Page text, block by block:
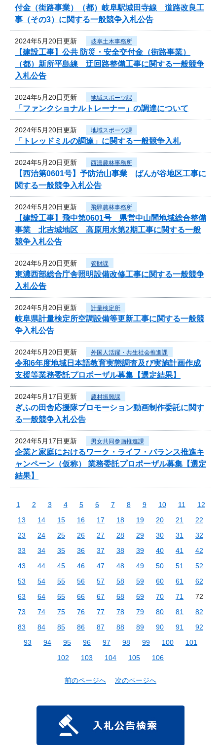
付金（街路事業）（都）岐阜駅城田寺線 道路改良工
事（その3）に関する一般競争入札公告
2024年5月20日更新 岐阜土木事務所
【建設工事】公共 防災・安全交付金（街路事業）
（都）新所平島線 迂回路整備工事に関する一般競争
入札公告
2024年5月20日更新 地域スポーツ課
「ファンクショナルトレーナー」の調達について
2024年5月20日更新 地域スポーツ課
「トレッドミルの調達」に関する一般競争入札
2024年5月20日更新 西濃農林事務所
【西治第0601号】予防治山事業 ばんが谷地区工事に
関する一般競争入札公告
2024年5月20日更新 飛騨農林事務所
【建設工事】飛中第0601号 県営中山間地域総合整備
事業 北吉城地区 高原用水第2期工事に関する一般
競争入札公告
2024年5月20日更新 管財課
東濃西部総合庁舎照明設備改修工事に関する一般競争
入札公告
2024年5月20日更新 計量検定所
岐阜県計量検定所空調設備等更新工事に関する一般競
争入札公告
2024年5月20日更新 外国人活躍・共生社会推進課
令和6年度地域日本語教育実態調査及び実施計画作成
支援等業務委託プロポーザル募集【選定結果】
2024年5月17日更新 農村振興課
ぎふの田舎応援隊プロモーション動画制作委託に関す
る一般競争入札公告
2024年5月17日更新 男女共同参画推進課
企業と家庭におけるワーク・ライフ・バランス推進キ
ャンペーン（仮称） 業務委託プロポーザル募集【選定
結果】
1 2 3 4 5 6 7 8 9 10 11
12
13
14 15 16 17 18 19 20 21
22
23
24 25 26 27 28 29 30 31
32
33
34 35 36 37 38 39 40 41
42
43
44 45 46 47 48 49 50 51
52
53
54 55 56 57 58 59 60 61
62
63
64 65 66 67 68 69 70 71
72
73
74 75 76 77 78 79 80 81
82
83
84 85 86 87 88 89 90 91
92
93
94 95 96 97 98 99 100
101
102
103 104 105 106
前のページへ 次のページへ